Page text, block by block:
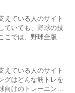
えている人のサイト
ていても、野球の技
では、野球全版の
えている人のサイト
グはどんな筋トレを
けのトレーニング